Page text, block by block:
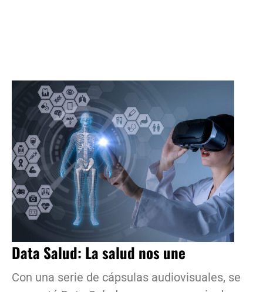
Data Salud: La salud nos une
Con una serie de cápsulas audiovisuales, se